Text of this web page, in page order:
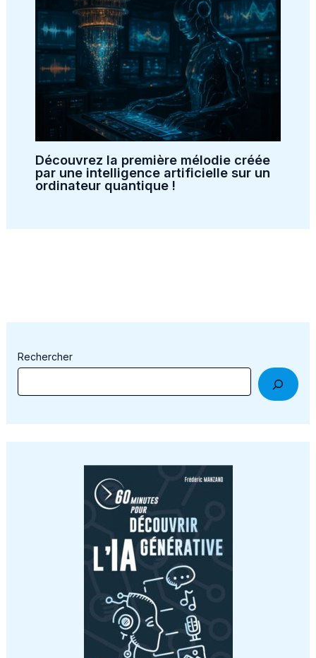
Découvrez la première mélodie créée
par une intelligence artificielle sur un
ordinateur quantique !
Rechercher